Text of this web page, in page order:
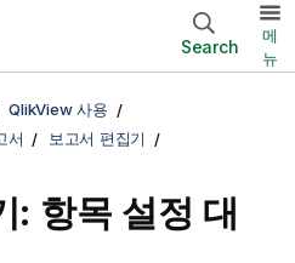
Search
메
뉴
QlikView 사용
서 보고서 편집기
: 항목 설정 대